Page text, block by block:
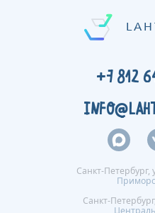
+7 812
Санкт-
Санкт-